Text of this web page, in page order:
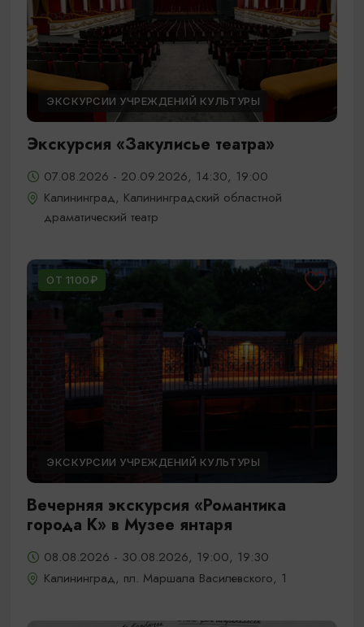
ЭКСКУРСИИ УЧРЕЖДЕНИЙ КУЛЬТУРЫ
Экскурсия «Закулисье театра»
07.08.2026 - 20.09.2026, 14:30, 19:00
Калининград, Калининградский областной
драматический театр
ОТ 1100₽
ЭКСКУРСИИ УЧРЕЖДЕНИЙ КУЛЬТУРЫ
Вечерняя экскурсия «Романтика
города К» в Музее янтаря
08.08.2026 - 30.08.2026, 19:00, 19:30
Калининград, пл. Маршала Василевского, 1